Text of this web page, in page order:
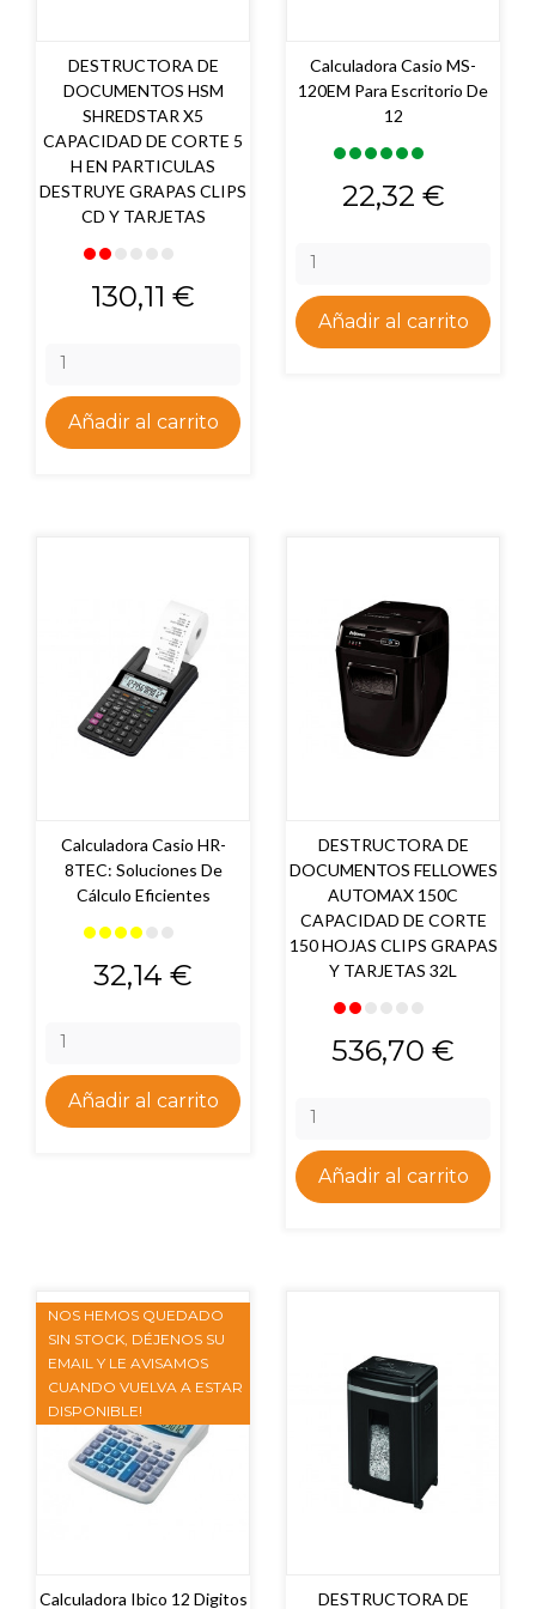
DESTRUCTORA DE
DOCUMENTOS HSM
SHREDSTAR X5
CAPACIDAD DE CORTE 5
H EN PARTICULAS
DESTRUYE GRAPAS CLIPS
CD Y TARJETAS
Precio
130,11 €
Añadir al carrito
Calculadora Casio MS-
120EM Para Escritorio De
12
Precio
22,32 €
Añadir al carrito
Calculadora Casio HR-
8TEC: Soluciones De
Cálculo Eficientes
Precio
32,14 €
Añadir al carrito
DESTRUCTORA DE
DOCUMENTOS FELLOWES
AUTOMAX 150C
CAPACIDAD DE CORTE
150 HOJAS CLIPS GRAPAS
Y TARJETAS 32L
Precio
536,70 €
Añadir al carrito
Calculadora Ibico 12 Digitos
NOS HEMOS QUEDADO
SIN STOCK, DÉJENOS SU
EMAIL Y LE AVISAMOS
CUANDO VUELVA A ESTAR
DISPONIBLE!
DESTRUCTORA DE